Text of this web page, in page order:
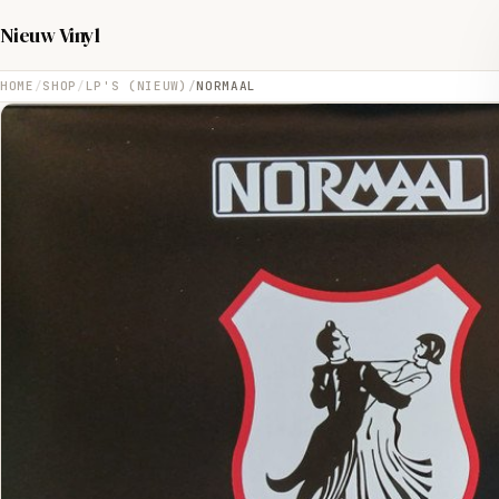
Nieuw Vinyl
HOME SHOP LP'S (NIEUW) NORMAAL